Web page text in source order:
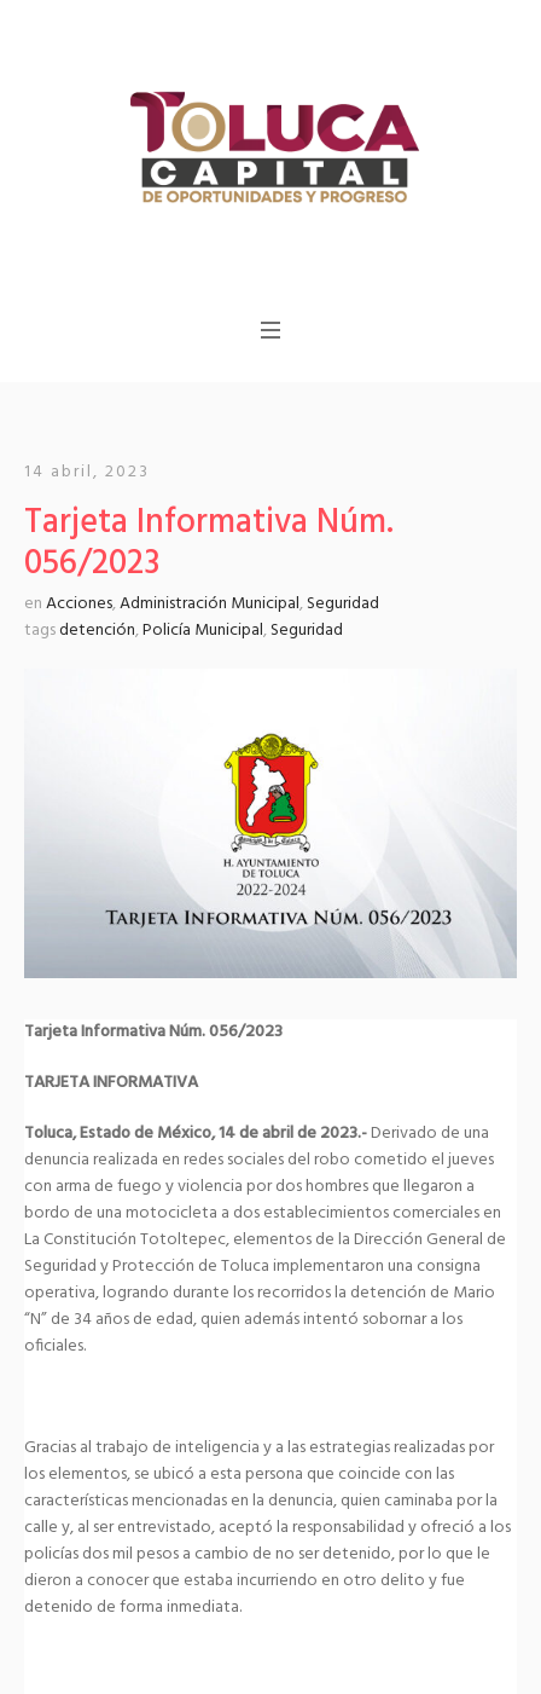
14 abril, 2023
Tarjeta Informativa Núm.
056/2023
enAcciones,Administración Municipal,Seguridad
tagsdetención,Policía Municipal,Seguridad
Tarjeta Informativa Núm. 056/2023
TARJETA INFORMATIVA
Toluca, Estado de México, 14 de abril de 2023.-Derivado de una
denuncia realizada en redes sociales del robo cometido el jueves
con arma de fuego y violencia por dos hombres que llegaron a
bordo de una motocicleta a dos establecimientos comerciales en
La Constitución Totoltepec, elementos de la Dirección General de
Seguridad y Protección de Toluca implementaron una consigna
operativa, logrando durante los recorridos la detención de Mario
“N” de 34 años de edad, quien además intentó sobornar a los
oficiales.
Gracias al trabajo de inteligencia y a las estrategias realizadas por
los elementos, se ubicó a esta persona que coincide con las
características mencionadas en la denuncia, quien caminaba por la
calle y, al ser entrevistado, aceptó la responsabilidad y ofreció a los
policías dos mil pesos a cambio de no ser detenido, por lo que le
dieron a conocer que estaba incurriendo en otro delito y fue
detenido de forma inmediata.